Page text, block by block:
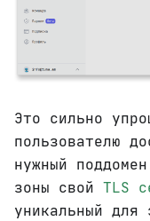
Это сильно
пользователю
нужный
зоны свой TLS
уникальный для